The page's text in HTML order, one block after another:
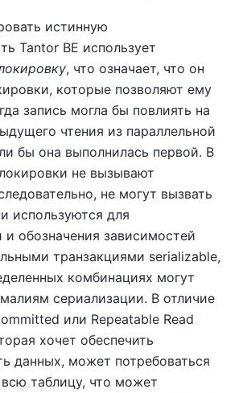
истинную
Tantor BE использует
, что означает, что он
которые позволяют ему
запись могла бы повлиять на
чтения из параллельной
бы она выполнилась первой. В
не вызывают
не могут вызвать
используются для
и обозначения зависимостей
транзакциями serializable,
комбинациях могут
сериализации. В отличие
или Repeatable Read
хочет обеспечить
данных, может потребоваться
таблицу, что может